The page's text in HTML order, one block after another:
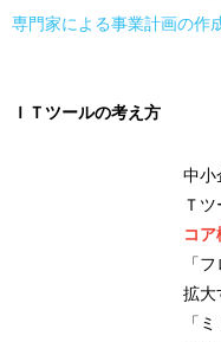
専門家による事業計画の作
ＩＴツールの考え方
中小
Ｔ
コア
「
拡大
「